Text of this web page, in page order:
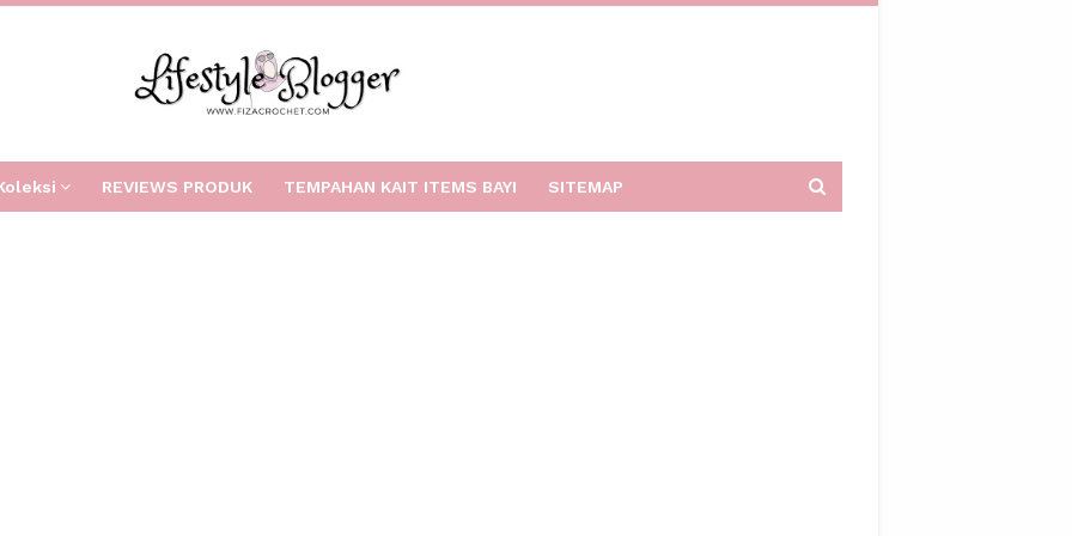
REVIEWS PRODUK TEMPAHAN KAIT ITEMS BAYI SITEMAP